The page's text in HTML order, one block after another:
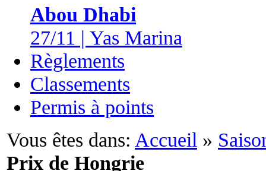
Abou Dhabi
27/11 | Yas Marina
Règlements
Classements
Permis à points
Vous êtes dans: Accueil »
Prix de Hongrie